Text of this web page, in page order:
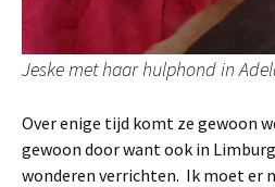
Jeske met haar hulphond in
Over enige tijd komt ze gewoon
gewoon door want ook in
wonderen verrichten. Ik moet er